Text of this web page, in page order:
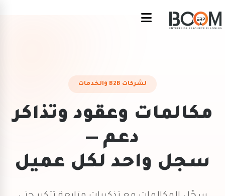
لشركات B2B والخدمات
مكالمات وعقود وتذاكر
دعم —
سجل واحد لكل عميل